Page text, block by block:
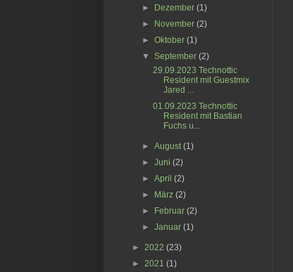
►
Dezember(1)
►
November(2)
►Oktober(1)
▼September(2)
29.09.2023 Technottic
Resident mit Guestmix
Jared ...
01.09.2023 Technottic
Resident mit Bastian
Fuchs u...
►August(1)
►Juni(2)
►April(2)
►
März(2)
►
Februar(2)
►Januar(1)
► 2022 (23)
► 2021 (1)